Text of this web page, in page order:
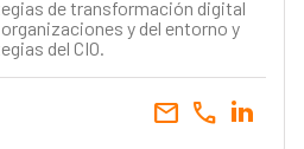
de transformación digital
organizaciones y del entorno y
del CIO.
call
email